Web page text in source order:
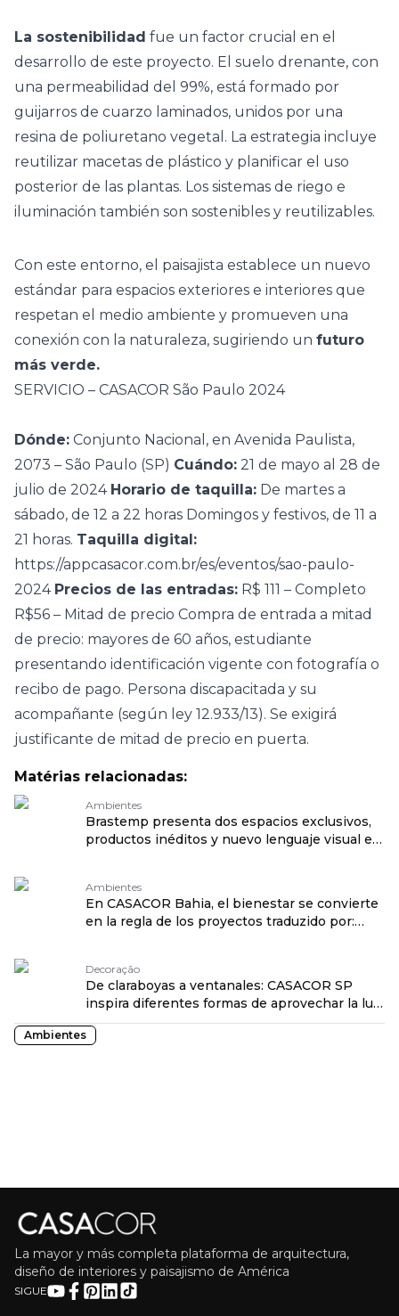
La sostenibilidad fue un factor crucial en el
desarrollo de este proyecto. El suelo drenante, con
una permeabilidad del 99%, está formado por
guijarros de cuarzo laminados, unidos por una
resina de poliuretano vegetal. La estrategia incluye
reutilizar macetas de plástico y planificar el uso
posterior de las plantas. Los sistemas de riego e
iluminación también son sostenibles y reutilizables.
Con este entorno, el paisajista establece un nuevo
estándar para espacios exteriores e interiores que
respetan el medio ambiente y promueven una
conexión con la naturaleza, sugiriendo un futuro
más verde.
SERVICIO – CASACOR São Paulo 2024
Dónde: Conjunto Nacional, en Avenida Paulista,
2073 – São Paulo (SP) Cuándo: 21 de mayo al 28 de
julio de 2024 Horario de taquilla: De martes a
sábado, de 12 a 22 horas Domingos y festivos, de 11 a
21 horas. Taquilla digital:
https://appcasacor.com.br/es/eventos/sao-paulo-
2024 Precios de las entradas: R$ 111 – Completo
R$56 – Mitad de precio Compra de entrada a mitad
de precio: mayores de 60 años, estudiante
presentando identificación vigente con fotografía o
recibo de pago. Persona discapacitada y su
acompañante (según ley 12.933/13). Se exigirá
justificante de mitad de precio en puerta.
Matérias relacionadas:
Ambientes
Brastemp presenta dos espacios exclusivos,
productos inéditos y nuevo lenguaje visual en
Ambientes
En CASACOR Bahia, el bienestar se convierte
en la regla de los proyectos traduzido por:
Decoração
De claraboyas a ventanales: CASACOR SP
inspira diferentes formas de aprovechar la luz
natural traduzido por: OPENROUTER
Ambientes
La mayor y más completa plataforma de arquitectura,
diseño de interiores y paisajismo de América
SIGUE